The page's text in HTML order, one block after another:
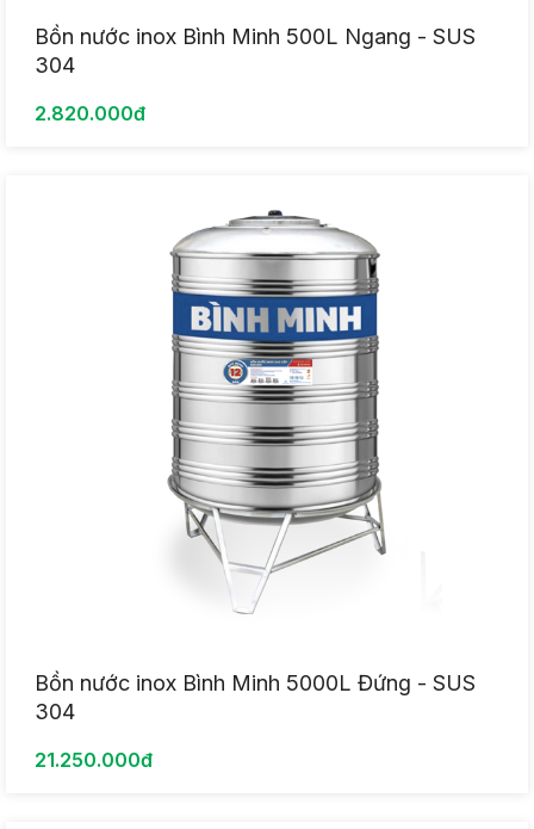
Bồn nước inox Bình Minh 500L Ngang - SUS
304
2.820.000đ
Bồn nước inox Bình Minh 5000L Đứng - SUS
304
21.250.000đ